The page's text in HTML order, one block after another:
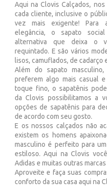
Aqui na Clovis Calçados,
cada cliente, inclusive o
vez mais exigente! Para
elegância, o sapato
alternativa que deixa o
requintado. E são vários
lisos, camuflados, de cadarço
Além do sapato
preferem algo mais casual
toque fino, o sapatênis
da Clovis possibilitamos a
opções de sapatênis para
de acordo com seu gosto.
E os nossos calçados não
existem os homens
masculino é perfeito para
estiloso. Aqui na Clovis
Adidas e muitas outras
Aproveite e faça suas
conforto da sua casa aqui na